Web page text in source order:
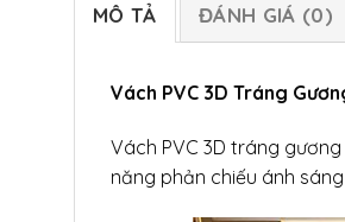
MÔ TẢ ĐÁNH GIÁ (0)
Vách PVC 3D Tráng
Vách PVC 3D tráng
năng phản chiếu ánh